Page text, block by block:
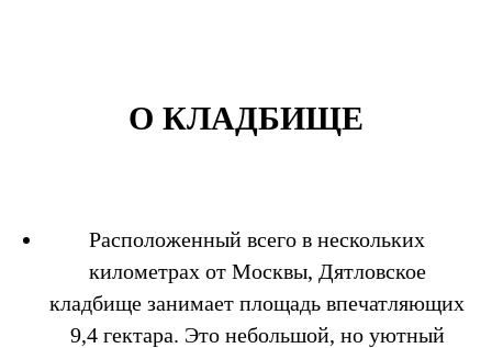
О КЛАДБИЩЕ
Расположенный всего в нескольких
километрах от Москвы, Дятловское
кладбище занимает площадь впечатляющих
9,4 гектара. Это небольшой, но уютный